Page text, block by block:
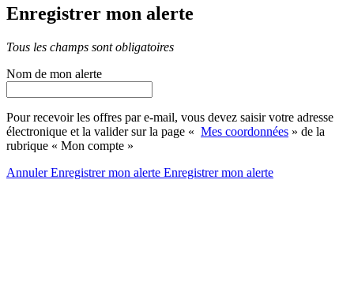
Enregistrer mon alerte
Tous les champs sont obligatoires
Nom de mon alerte
Pour recevoir les offres par e-mail, vous devez saisir votre adresse
électronique et la valider sur la page « Mes coordonnées » de la
rubrique « Mon compte »
AnnulerEnregistrer mon alerte Enregistrermon alerte